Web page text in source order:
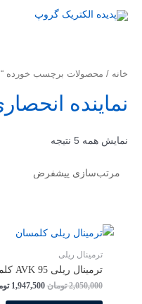
خانه / محصولات برچسب خورده
نماینده
نمایش همه 5 نتیجه
ترمینال ریلی
ترمینال ریلی AVK 95 کلمسان کد 304340
2,050,000 تومان 1,947,500